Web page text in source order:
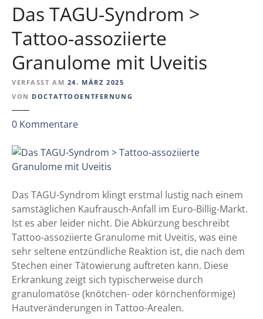
e
l
k
r
i
o
?
s
e
r
i
n
t
r
a
t
o
n
a
l
e
n
W
i
s
Das TAGU-Syndrom >
Tattoo-assoziierte
Granulome mit Uveitis
VERFASST AM 24. MÄRZ 2025
VON DOCTATTOOENTFERNUNG
0 Kommentarez
D
a
T
A
G
U
-
S
y
n
d
Das TAGU-Syndrom klingt erstmal lustig nach einem
samstäglichen Kaufrausch-Anfall im Euro-Billig-Markt.
Ist es aber leider nicht. Die Abkürzung beschreibt
Tattoo-assoziierte Granulome mit Uveitis, was eine
sehr seltene entzündliche Reaktion ist, die nach dem
Stechen einer Tätowierung auftreten kann. Diese
Erkrankung zeigt sich typischerweise durch
granulomatöse (knötchen- oder körnchenförmige)
Hautveränderungen in Tattoo-Arealen.